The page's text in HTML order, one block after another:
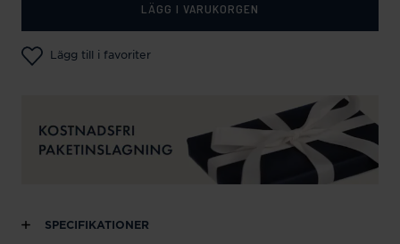
LÄGG I VARUKORGEN
Lägg till i favoriter
SPECIFIKATIONER